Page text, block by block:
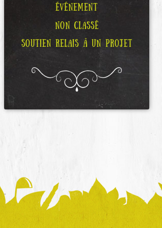
ÉVÉNEMENT
NON CLASSÉ
SOUTIEN RELAIS À UN PROJET